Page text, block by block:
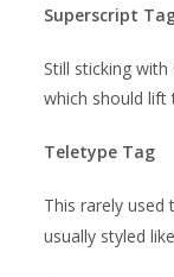
Superscript
Still sticking with
which should lift
Teletype Tag
This rarely used
usually styled